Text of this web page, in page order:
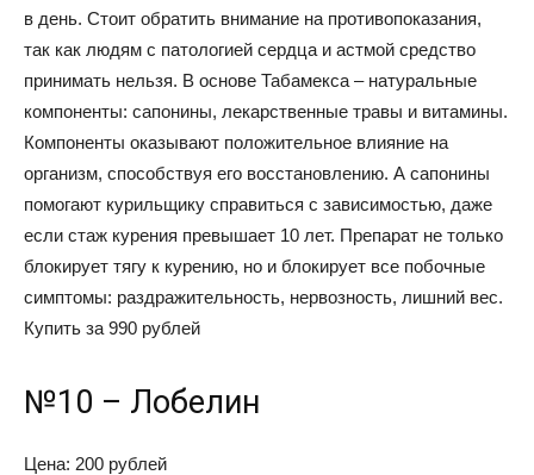
в день. Стоит обратить внимание на противопоказания,
так как людям с патологией сердца и астмой средство
принимать нельзя. В основе Табамекса – натуральные
компоненты: сапонины, лекарственные травы и витамины.
Компоненты оказывают положительное влияние на
организм, способствуя его восстановлению. А сапонины
помогают курильщику справиться с зависимостью, даже
если стаж курения превышает 10 лет. Препарат не только
блокирует тягу к курению, но и блокирует все побочные
симптомы: раздражительность, нервозность, лишний вес.
Купить за 990 рублей
№10 – Лобелин
Цена: 200 рублей